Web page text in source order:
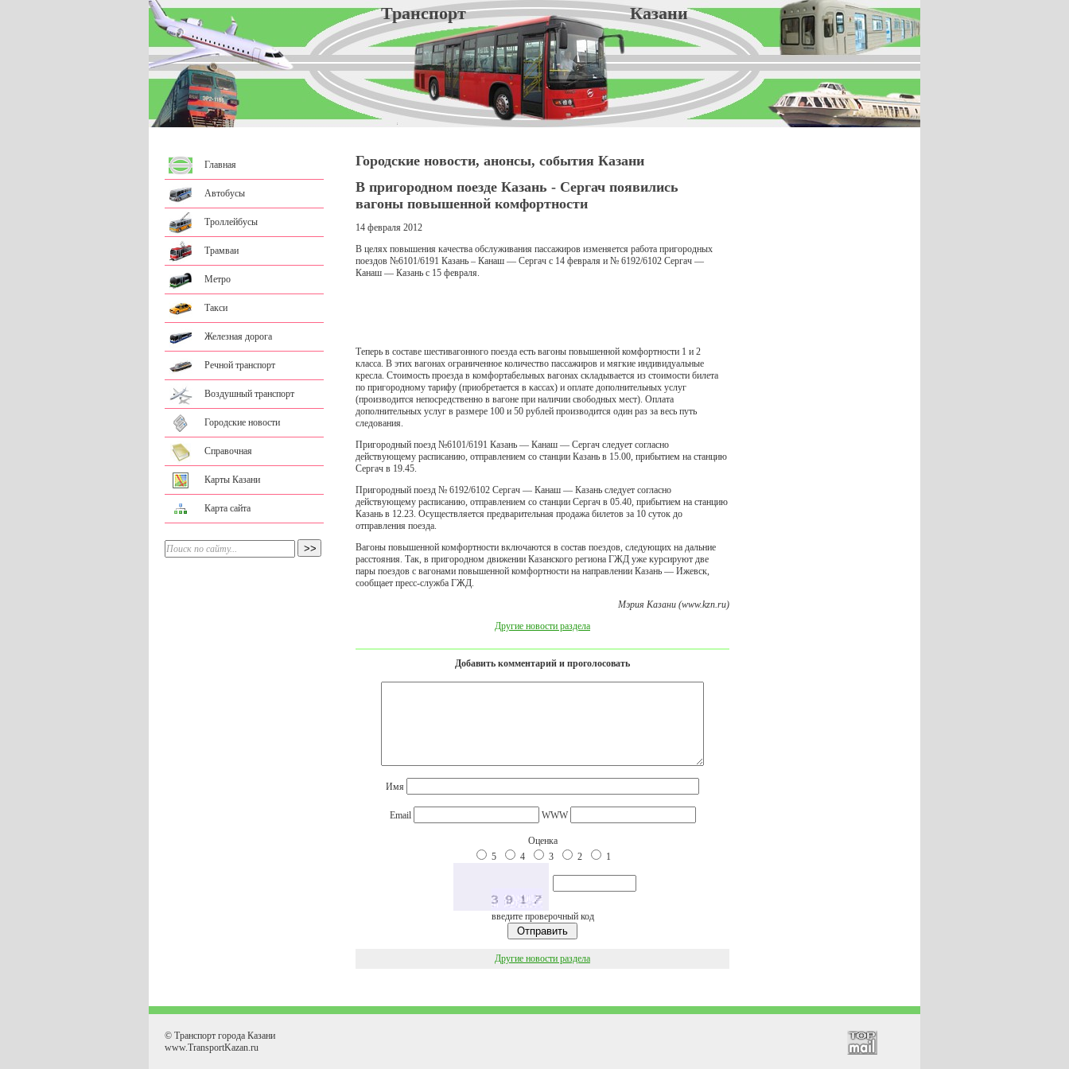
Транспорт Казани
Главная
Автобусы
Троллейбусы
Трамваи
Метро
Такси
Железная дорога
Речной транспорт
Воздушный транспорт
Городские новости
Справочная
Карты Казани
Карта сайта
Городские новости, анонсы, события Казани
В пригородном поезде Казань - Сергач появились
вагоны повышенной комфортности
14 февраля 2012
В целях повышения качества обслуживания пассажиров изменяется работа пригородных
поездов №6101/6191 Казань – Канаш — Сергач с 14 февраля и № 6192/6102 Сергач —
Канаш — Казань с 15 февраля.
Теперь в составе шестивагонного поезда есть вагоны повышенной комфортности 1 и 2
класса. В этих вагонах ограниченное количество пассажиров и мягкие индивидуальные
кресла. Стоимость проезда в комфортабельных вагонах складывается из стоимости билета
по пригородному тарифу (приобретается в кассах) и оплате дополнительных услуг
(производится непосредственно в вагоне при наличии свободных мест). Оплата
дополнительных услуг в размере 100 и 50 рублей производится один раз за весь путь
следования.
Пригородный поезд №6101/6191 Казань — Канаш — Сергач следует согласно
действующему расписанию, отправлением со станции Казань в 15.00, прибытием на станцию
Сергач в 19.45.
Пригородный поезд № 6192/6102 Сергач — Канаш — Казань следует согласно
действующему расписанию, отправлением со станции Сергач в 05.40, прибытием на станцию
Казань в 12.23. Осуществляется предварительная продажа билетов за 10 суток до
отправления поезда.
Вагоны повышенной комфортности включаются в состав поездов, следующих на дальние
расстояния. Так, в пригородном движении Казанского региона ГЖД уже курсируют две
пары поездов с вагонами повышенной комфортности на направлении Казань — Ижевск,
сообщает пресс-служба ГЖД.
Мэрия Казани (www.kzn.ru)
Другие новости раздела
Добавить комментарий и проголосовать
Имя
Email WWW
Оценка
5
4 3 2 1
введите проверочный код
Другие новости раздела
© Транспорт города Казани
www.TransportKazan.ru